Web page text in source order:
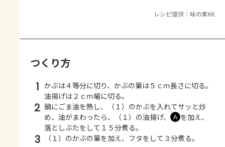
レシピ提供：味の素KK
つくり方
1 かぶは４等分に切り、かぶの葉は５ｃｍ長さに切る。
油揚げは２ｃｍ幅に切る。
2 鍋にごま油を熱し、（１）のかぶを入れてサッと炒
め、油がまわったら、（１）の油揚げ、
Ａ を加え、
落としぶたをして１５分煮る。
3 （１）のかぶの葉を加え、フタをして３分煮る。